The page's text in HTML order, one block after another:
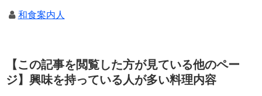
和食案内人
【この記事を閲覧した方が見ている他のペー
ジ】興味を持っている人が多い料理内容